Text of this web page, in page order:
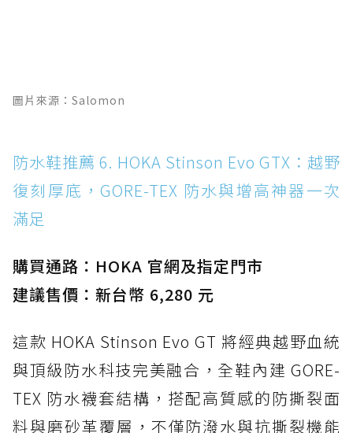
圖片來源：Salomon
防水鞋推薦 6. HOKA Stinson Evo GTX：越野
復刻厚底，GORE-TEX 防水與增高神器一次
滿足
購買通路：HOKA 官網及指定門市
建議售價：新台幣 6,280 元
這款 HOKA Stinson Evo GT 將經典越野血統
與頂級防水科技完美融合，全鞋內建 GORE-
TEX 防水襪套結構，搭配高質感的防撕裂面
料與磨砂革覆層，不僅防潑水與抗撕裂機能